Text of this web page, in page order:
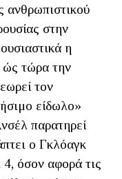
ανθρωπιστικού
στην
η
ώς τώρα την
τον
είδωλο»
παρατηρεί
ο Γκλόαγκ
όσον αφορά τις